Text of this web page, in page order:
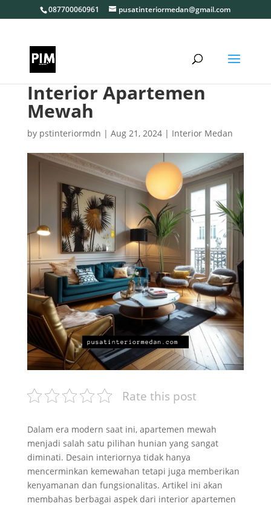
087700060961 pusatinteriormedan@gmail.com
Interior Apartemen
Mewah
by pstinteriormdn | Aug 21, 2024| Interior Medan
Rate this post
Dalam era modern saat ini, apartemen mewah
menjadi salah satu pilihan hunian yang sangat
diminati. Desain interiornya tidak hanya
mencerminkan kemewahan tetapi juga memberikan
kenyamanan dan fungsionalitas. Artikel ini akan
membahas berbagai aspek dari interior apartemen